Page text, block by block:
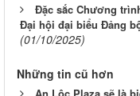
Đặc sắc Chương
Đại hội đại biểu Đảng
(01/10/2025)
Những tin cũ hơn